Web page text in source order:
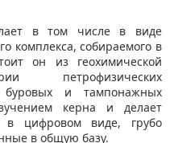
в том числе в виде
комплекса, собираемого в
он из геохимической
петрофизических
буровых и тампонажных
керна и делает
в цифровом виде, грубо
в общую базу.